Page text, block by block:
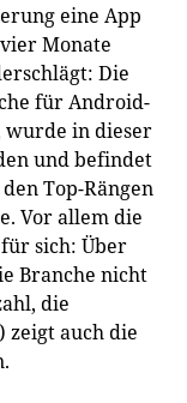
eine App
Monate
Die
für Android-
wurde in dieser
und befindet
Top-Rängen
Vor allem die
sich: Über
Branche nicht
die
zeigt auch die